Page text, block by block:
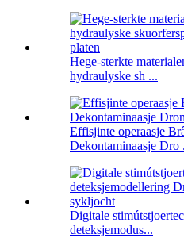
Hege-sterkte
hydraulyske sh ...
Effisjinte operaasje
Dekontaminaasje Dro
Digitale
deteksjemodus...